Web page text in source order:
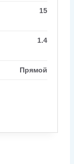
15
1.4
Прямой